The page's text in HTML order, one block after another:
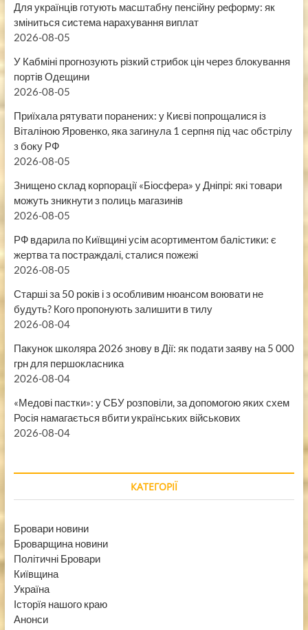
Для українців готують масштабну пенсійну реформу: як
зміниться система нарахування виплат
2026-08-05
У Кабміні прогнозують різкий стрибок цін через блокування
портів Одещини
2026-08-05
Приїхала рятувати поранених: у Києві попрощалися із
Віталіною Яровенко, яка загинула 1 серпня під час обстрілу
з боку РФ
2026-08-05
Знищено склад корпорації «Біосфера» у Дніпрі: які товари
можуть зникнути з полиць магазинів
2026-08-05
РФ вдарила по Київщині усім асортиментом балістики: є
жертва та постраждалі, сталися пожежі
2026-08-05
Старші за 50 років і з особливим нюансом воювати не
будуть? Кого пропонують залишити в тилу
2026-08-04
Пакунок школяра 2026 знову в Дії: як подати заяву на 5 000
грн для першокласника
2026-08-04
«Медові пастки»: у СБУ розповіли, за допомогою яких схем
Росія намагається вбити українських військових
2026-08-04
КАТЕГОРІЇ
Бровари новини
Броварщина новини
Політичні Бровари
Київщина
Україна
Історїя нашого краю
Анонси